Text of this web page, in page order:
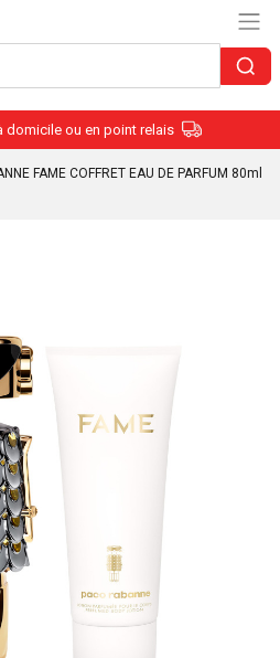
domicile ou en point relais
FAME COFFRET EAU DE PARFUM 80ml